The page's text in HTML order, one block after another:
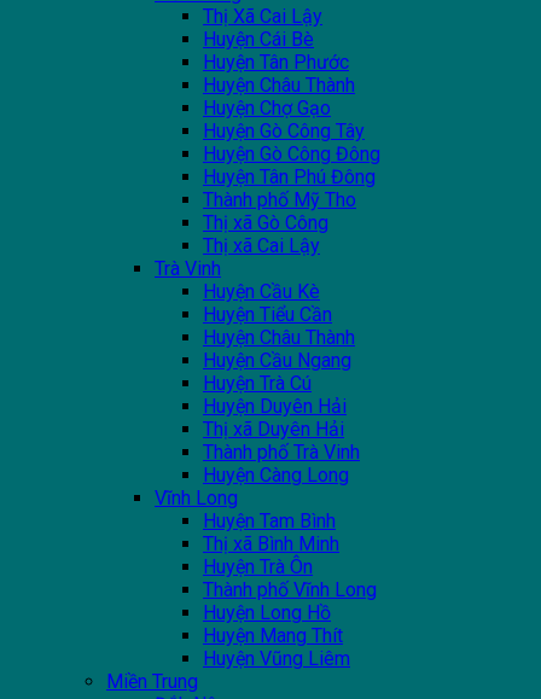
Thị Xã Cai Lậy
Huyện Cái Bè
Huyện Tân Phước
Huyện Châu Thành
Huyện Chợ Gạo
Huyện Gò Công Tây
Huyện Gò Công Đông
Huyện Tân Phú Đông
Thành phố Mỹ Tho
Thị xã Gò Công
Thị xã Cai Lậy
Trà Vinh
Huyện Cầu Kè
Huyện Tiểu Cần
Huyện Châu Thành
Huyện Cầu Ngang
Huyện Trà Cú
Huyện Duyên Hải
Thị xã Duyên Hải
Thành phố Trà Vinh
Huyện Càng Long
Vĩnh Long
Huyện Tam Bình
Thị xã Bình Minh
Huyện Trà Ôn
Thành phố Vĩnh Long
Huyện Long Hồ
Huyện Mang Thít
Huyện Vũng Liêm
Miền Trung